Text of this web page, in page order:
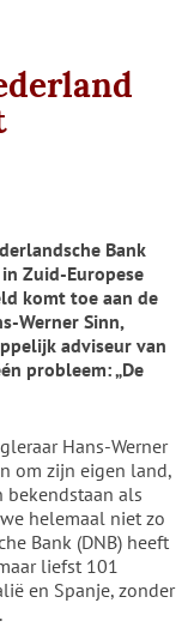
Bank
Zuid-Europese
komt toe aan de
Werner Sinn,
adviseur van
probleem: „De
Hans-Werner
om zijn eigen land,
bekendstaan als
helemaal niet zo
Bank (DNB) heeft
liefst 101
en Spanje, zonder